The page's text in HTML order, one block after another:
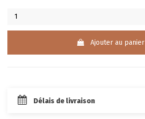
Ajouter au panier
Délais de livraison